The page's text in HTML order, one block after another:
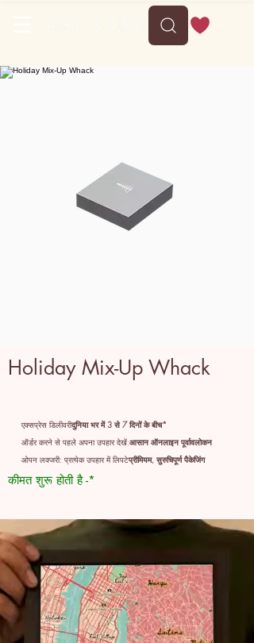
Holiday Mix-Up Whack
एक्सप्रेस डिलीवरीदुनिया भर में 3 से 7 दिनों के बीच*
ऑर्डर करने से पहले अपना उपहार देखें:आसान ऑनलाइन पूर्वावलोकन
ओपन लक्जरी: प्रत्येक उपहार में लिपटेप्रीमियम, सुरुचिपूर्ण पैकेजिंग
कीमत शुरू होती है -*